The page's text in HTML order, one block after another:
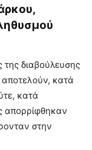
της διαβούλευσης
αποτελούν, κατά
κατά
απορρίφθηκαν
στην